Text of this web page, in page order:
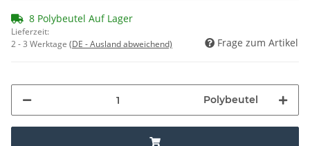
8 Polybeutel Auf Lager
Lieferzeit:
2 - 3 Werktage (DE - Ausland abweichend) Frage zum Artikel
Polybeutel